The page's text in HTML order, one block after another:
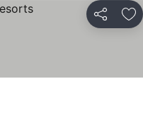
Partilhar